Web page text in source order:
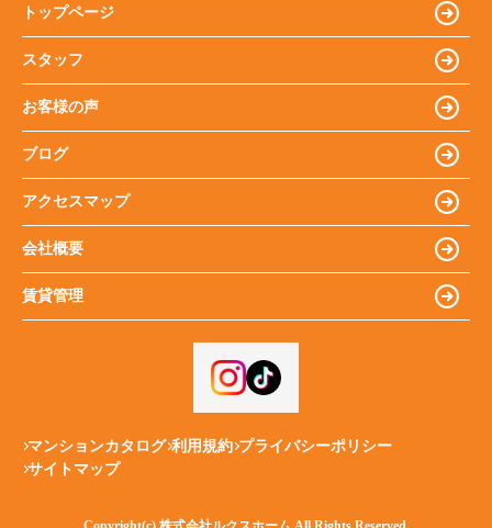
トップページ
スタッフ
お客様の声
ブログ
アクセスマップ
会社概要
賃貸管理
マンションカタログ 利用規約 プライバシーポリシー
サイトマップ